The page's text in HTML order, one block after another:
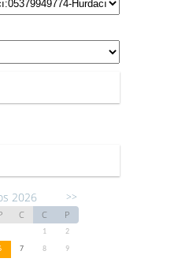
2026 >>
C C P
1
2
7 8
9